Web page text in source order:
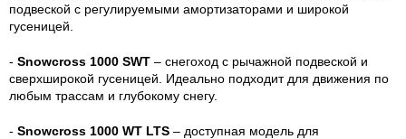
подвеской с регулируемыми амортизаторами и широкой
гусеницей.
- Snowcross 1000 SWT – снегоход с рычажной подвеской и
сверхширокой гусеницей. Идеально подходит для движения по
любым трассам и глубокому снегу.
- Snowcross 1000 WT LTS – доступная модель для